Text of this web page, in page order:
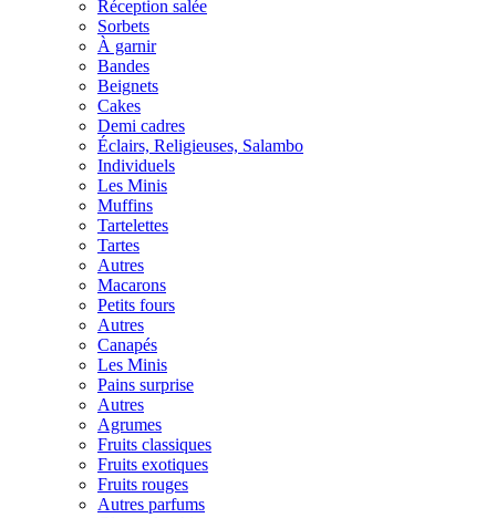
Réception salée
Sorbets
À garnir
Bandes
Beignets
Cakes
Demi cadres
Éclairs, Religieuses, Salambo
Individuels
Les Minis
Muffins
Tartelettes
Tartes
Autres
Macarons
Petits fours
Autres
Canapés
Les Minis
Pains surprise
Autres
Agrumes
Fruits classiques
Fruits exotiques
Fruits rouges
Autres parfums